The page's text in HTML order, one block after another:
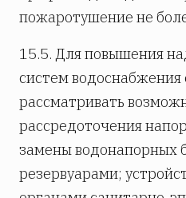
пожаротушение не
15.5. Для повышения
систем водоснабжения
рассматривать
рассредоточения
замены водонапорных
резервуарами;